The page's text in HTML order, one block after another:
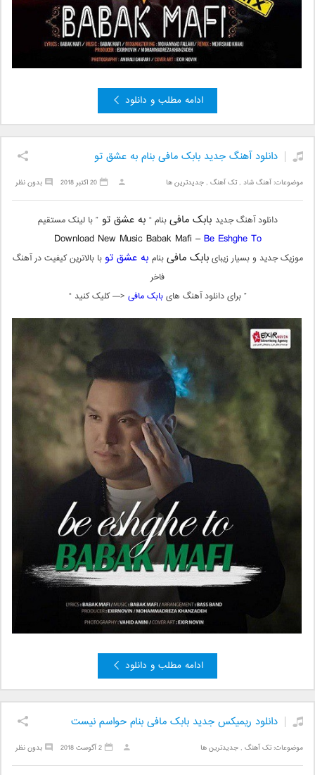
ادامه مطلب و دانلود
دانلود آهنگ جدید بابک مافی بنام به عشق تو
موضوعات:آهنگ شاد ,تک آهنگ ,جدیدترین ها بدون نظر 20 اکتبر 2018
دانلود آهنگ جدید بابک مافیبنام “ به عشق تو” با لینک مستقیم
Download New Music Babak Mafi –Be Eshghe To
موزیک جدید و بسیار زیبایبابک مافیبنام به عشق تو با بالاترین کیفیت در آهنگ
فاخر
” برای دانلود آهنگ هایبابک مافی <— کلیک کنید “
ادامه مطلب و دانلود
دانلود ریمیکس جدید بابک مافی بنام حواسم نیست
موضوعات:تک آهنگ ,جدیدترین ها بدون نظر 2 آگوست 2018